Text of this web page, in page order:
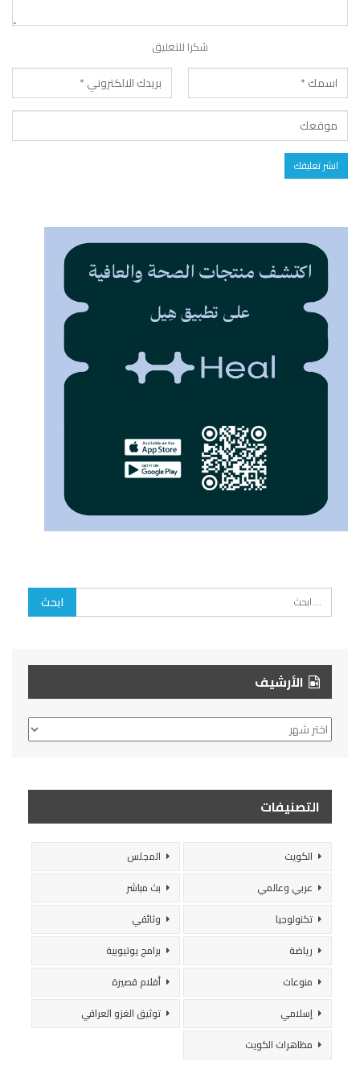
شكرا للتعليق
الأرشيف
الأرشيف
التصنيفات
الكويت
المجلس
عربي وعالمي
بث مباشر
تكنولوجيا
وثائقي
رياضة
برامج يوتيوبية
منوعات
أفلام قصيرة
إسلامي
توثيق الغزو العراقي
مظاهرات الكويت